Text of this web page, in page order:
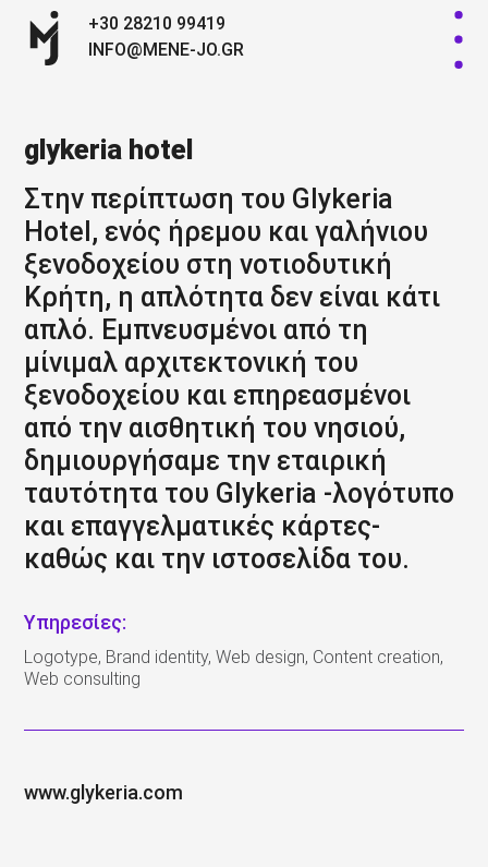
+30 28210 99419
INFO@MENE-JO.GR
glykeria hotel
Στην περίπτωση του Glykeria
Hotel, ενός ήρεμου και γαλήνιου
ξενοδοχείου στη νοτιοδυτική
Κρήτη, η απλότητα δεν είναι κάτι
απλό. Εμπνευσμένοι από τη
μίνιμαλ αρχιτεκτονική του
ξενοδοχείου και επηρεασμένοι
από την αισθητική του νησιού,
δημιουργήσαμε την εταιρική
ταυτότητα του Glykeria -λογότυπο
και επαγγελματικές κάρτες-
καθώς και την ιστοσελίδα του.
Υπηρεσίες:
Logotype, Brand identity, Web design, Content creation,
Web consulting
www.glykeria.com